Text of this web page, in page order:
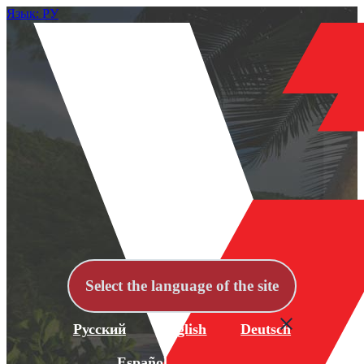
Язык: РУ
Select the language of the site
Русский English Deutsch